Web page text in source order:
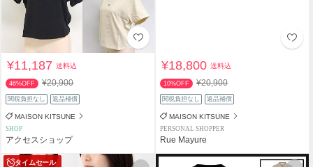
¥11,187送料込
46%OFF ¥20,900
関税負担なし 返品補償
MAISON KITSUNE
SHOP
アクセスショップ
¥18,800送料込
10%OFF ¥20,900
関税負担なし 返品補償
MAISON KITSUNE
PERSONAL SHOPPER
Rue Mayure
タイムセール